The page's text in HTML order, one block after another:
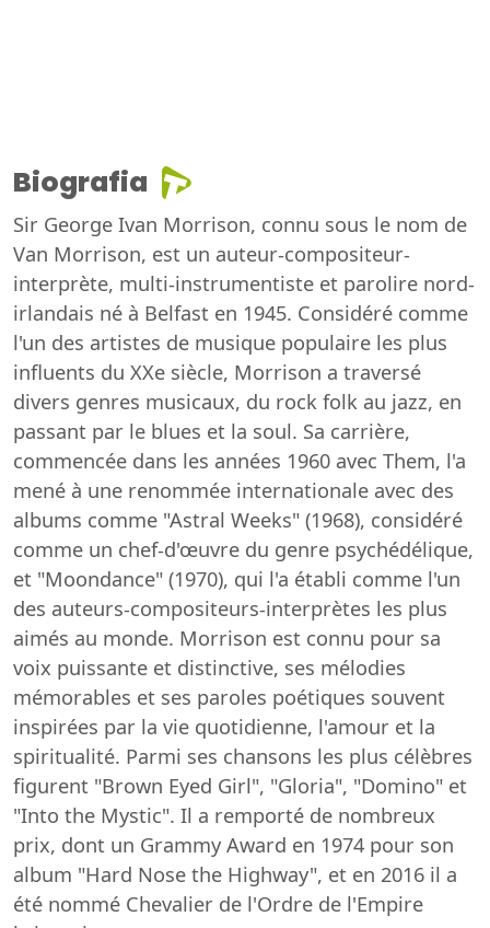
Biografia
Sir George Ivan Morrison, connu sous le nom de
Van Morrison, est un auteur-compositeur-
interprète, multi-instrumentiste et parolire nord-
irlandais né à Belfast en 1945. Considéré comme
l'un des artistes de musique populaire les plus
influents du XXe siècle, Morrison a traversé
divers genres musicaux, du rock folk au jazz, en
passant par le blues et la soul. Sa carrière,
commencée dans les années 1960 avec Them, l'a
mené à une renommée internationale avec des
albums comme "Astral Weeks" (1968), considéré
comme un chef-d'œuvre du genre psychédélique,
et "Moondance" (1970), qui l'a établi comme l'un
des auteurs-compositeurs-interprètes les plus
aimés au monde. Morrison est connu pour sa
voix puissante et distinctive, ses mélodies
mémorables et ses paroles poétiques souvent
inspirées par la vie quotidienne, l'amour et la
spiritualité. Parmi ses chansons les plus célèbres
figurent "Brown Eyed Girl", "Gloria", "Domino" et
"Into the Mystic". Il a remporté de nombreux
prix, dont un Grammy Award en 1974 pour son
album "Hard Nose the Highway", et en 2016 il a
été nommé Chevalier de l'Ordre de l'Empire